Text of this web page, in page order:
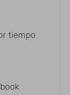
tiempo